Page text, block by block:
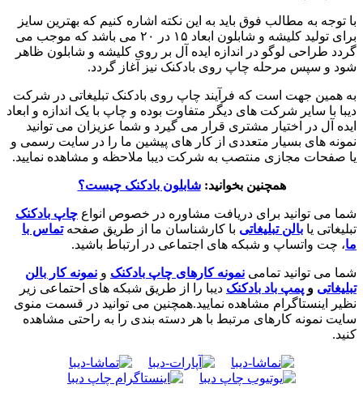
با توجه به مطالب فوق باید به این نکته اشاره کنیم که بهترین سایز
برای تولید کلیشه و شابلون ابعاد ۱۵ در ۲۰ می باشد که موجب می
گردد طراحی لوگو در اندازه ایده آل بر روی کلیشه و شابلون ظاهر
شود و سپس مرحله چاپ روی بادکنک نیز آغاز گردد.
به همین جهت است که فرآیند چاپ روی بادکنک تبلیغاتی در شرکت
دیبا با سایر شرکت های دیگر متفاوت بوده و چاپ با یک اندازه و ابعاد
ایده آل در اختیار مشتری قرار می گیرد و شما عزیزان می توانید
نمونه های بسیار متعددی از کار های پیشین ما را در سایت رسمی و
یا صفحات مجازی منتصب به شرکت دیبا ملاحظه و مشاهده نمایید.
همچنین بخوانید:شابلون بادکنک چیست؟
شما می توانید برای دریافت مشاوره در خصوص انواع چاپ بادکنک
تبلیغاتی یا بالن تبلیغاتی با کارشناسان ما از طریق صفحهتماس با
ما، چت واتساپ و شبکه های اجتماعی در ارتباط باشید.
شما می توانید تمامی نمونه کارهای چاپ بادکنک و نمونه کار بالن
تبلیغاتی و پمپ باد بادکنک دیبا را از طریق شبکه های احتماعی زیر
نظیر اینستاگرام مشاهده نمایید.همچنین می توانید در قسمت منوی
سایت نمونه کارهای مرتبط با هر دسته بندی را به راحتی مشاهده
کنید.